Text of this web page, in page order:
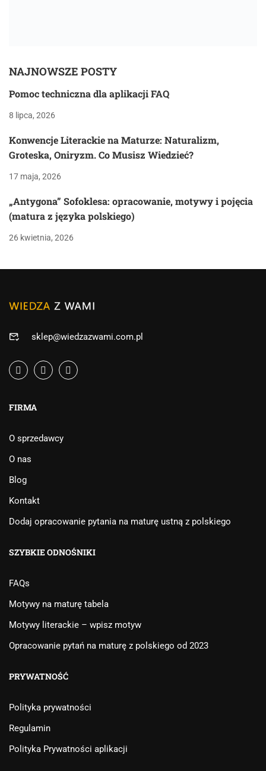
NAJNOWSZE POSTY
Pomoc techniczna dla aplikacji FAQ
8 lipca, 2026
Konwencje Literackie na Maturze: Naturalizm,
Groteska, Oniryzm. Co Musisz Wiedzieć?
17 maja, 2026
„Antygona” Sofoklesa: opracowanie, motywy i pojęcia
(matura z języka polskiego)
26 kwietnia, 2026
sklep@wiedzazwami.com.pl
FIRMA
O sprzedawcy
O nas
Blog
Kontakt
Dodaj opracowanie pytania na maturę ustną z polskiego
SZYBKIE ODNOŚNIKI
FAQs
Motywy na maturę tabela
Motywy literackie – wpisz motyw
Opracowanie pytań na maturę z polskiego od 2023
PRYWATNOŚĆ
Polityka prywatności
Regulamin
Polityka Prywatności aplikacji